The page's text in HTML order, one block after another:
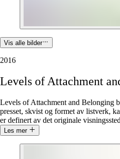
Vis alle bilder
2016
Levels of Attachment
Levels of Attachment and Belonging
presset, skvist og formet av listverk,
er definert av det originale
Les mer